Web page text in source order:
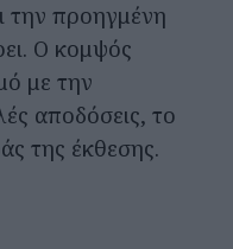
την προηγμένη
Ο κομψός
με την
αποδόσεις, το
της έκθεσης.